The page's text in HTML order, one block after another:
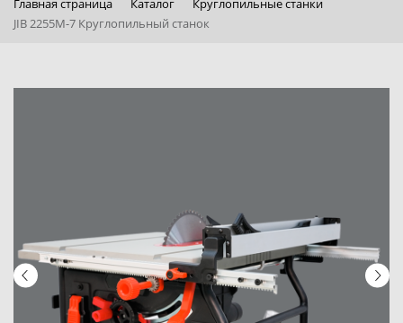
Главная страница Каталог
Круглопильные станки
JIB 2255M-7 Круглопильный станок